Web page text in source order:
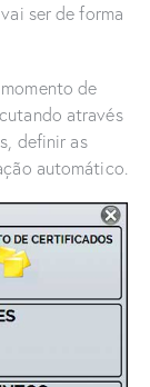
ser de forma
de
através
definir as
automático.